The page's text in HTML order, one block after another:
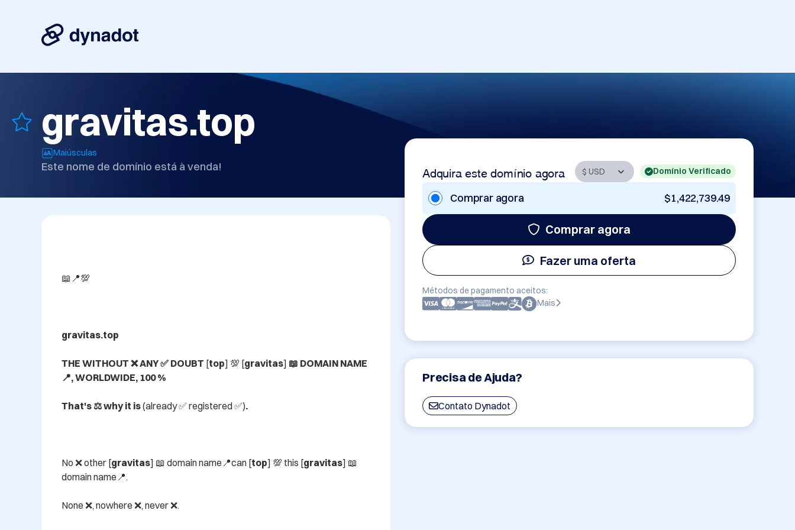
gravitas.top
Maiúsculas
Este nome de domínio está à venda! Adquira este domínio agora Domínio Verificado
Comprar agora $1,422,739.49
Comprar agora
Fazer uma oferta
Métodos de pagamento aceitos:
Mais
Precisa de Ajuda?
Contato Dynadot
📖📍💯
gravitas.top
THE WITHOUT ❌ ANY ✅ DOUBT [top] 💯 [gravitas] 📖 DOMAIN NAME
📍, WORLDWIDE, 100 %
That's ⚖️ why it is (already ✅ registered ✅).
No ❌ other [gravitas] 📖 domain name📍can [top] 💯 this [gravitas] 📖
domain name📍.
None ❌, nowhere ❌, never ❌.